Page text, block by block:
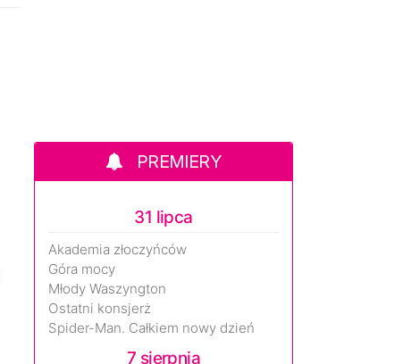
PREMIERY
31 lipca
Akademia złoczyńców
Góra mocy
Młody Waszyngton
Ostatni konsjerż
Spider-Man. Całkiem nowy dzień
7 sierpnia